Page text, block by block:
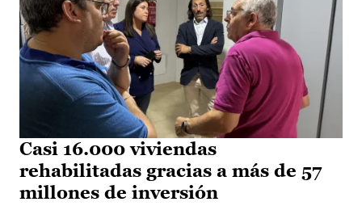
Casi 16.000 viviendas
rehabilitadas gracias a más de 57
millones de inversión